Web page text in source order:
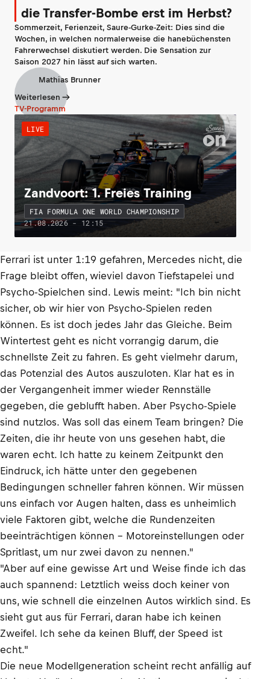
die Transfer-Bombe erst im Herbst?
Sommerzeit, Ferienzeit, Saure-Gurke-Zeit: Dies sind die
Wochen, in welchen normalerweise die hanebüchensten
Fahrerwechsel diskutiert werden. Die Sensation zur
Saison 2027 hin lässt auf sich warten.
Mathias Brunner
Weiterlesen
TV-Programm
LIVE
Zandvoort: 1. Freies Training
FIA FORMULA ONE WORLD CHAMPIONSHIP
21.08.2026 - 12:15
Ferrari ist unter 1:19 gefahren, Mercedes nicht, die
Frage bleibt offen, wieviel davon Tiefstapelei und
Psycho-Spielchen sind. Lewis meint: "Ich bin nicht
sicher, ob wir hier von Psycho-Spielen reden
können. Es ist doch jedes Jahr das Gleiche. Beim
Wintertest geht es nicht vorrangig darum, die
schnellste Zeit zu fahren. Es geht vielmehr darum,
das Potenzial des Autos auszuloten. Klar hat es in
der Vergangenheit immer wieder Rennställe
gegeben, die geblufft haben. Aber Psycho-Spiele
sind nutzlos. Was soll das einem Team bringen? Die
Zeiten, die ihr heute von uns gesehen habt, die
waren echt. Ich hatte zu keinem Zeitpunkt den
Eindruck, ich hätte unter den gegebenen
Bedingungen schneller fahren können. Wir müssen
uns einfach vor Augen halten, dass es unheimlich
viele Faktoren gibt, welche die Rundenzeiten
beeinträchtigen können – Motoreinstellungen oder
Spritlast, um nur zwei davon zu nennen."
"Aber auf eine gewisse Art und Weise finde ich das
auch spannend: Letztlich weiss doch keiner von
uns, wie schnell die einzelnen Autos wirklich sind. Es
sieht gut aus für Ferrari, daran habe ich keinen
Zweifel. Ich sehe da keinen Bluff, der Speed ist
echt."
Die neue Modellgeneration scheint recht anfällig auf